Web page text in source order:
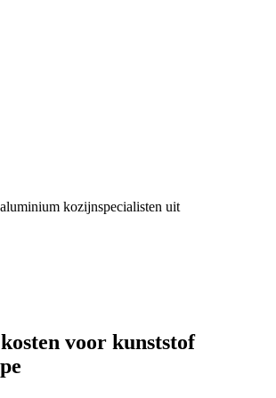
kozijnspecialisten uit
voor kunststof